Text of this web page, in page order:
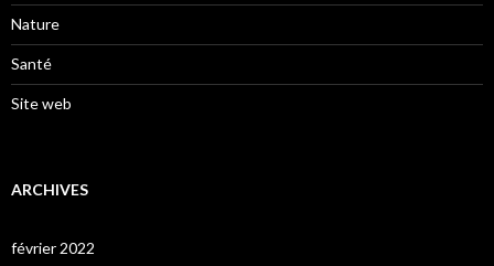
Nature
Santé
Site web
ARCHIVES
février 2022